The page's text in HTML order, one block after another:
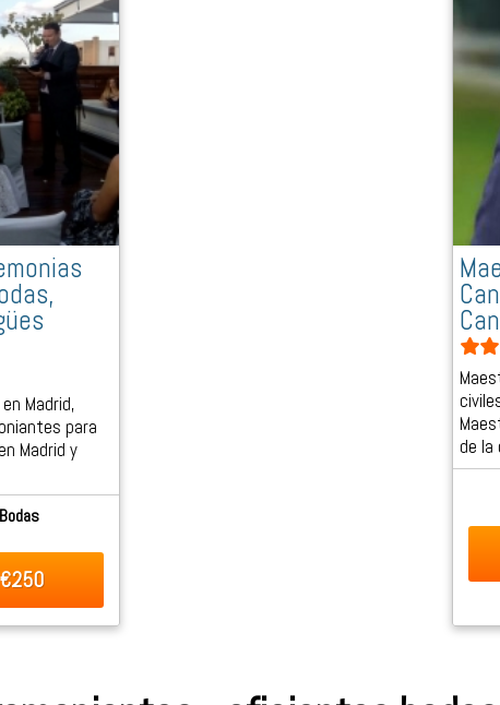
Madrid,
para
Madrid y
€250
de la